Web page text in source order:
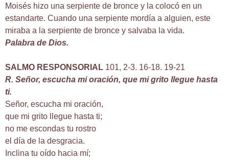
Moisés hizo una serpiente de bronce y la colocó en un
estandarte. Cuando una serpiente mordía a alguien, este
miraba a la serpiente de bronce y salvaba la vida.
Palabra de Dios.
SALMO RESPONSORIAL 101, 2-3. 16-18. 19-21
R. Señor, escucha mi oración, que mi grito llegue hasta
ti.
Señor, escucha mi oración,
que mi grito llegue hasta ti;
no me escondas tu rostro
el día de la desgracia.
Inclina tu oído hacia mí;